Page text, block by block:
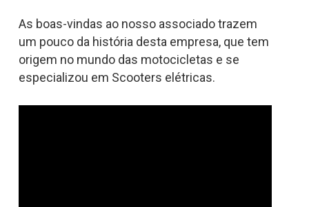
As boas-vindas ao nosso associado trazem
um pouco da história desta empresa, que tem
origem no mundo das motocicletas e se
especializou em Scooters elétricas.